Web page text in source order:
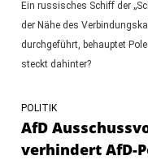
Ein russisches Schiff der
der Nähe des
durchgeführt, behauptet
steckt dahinter?
POLITIK
AfD
verhindert AfD-